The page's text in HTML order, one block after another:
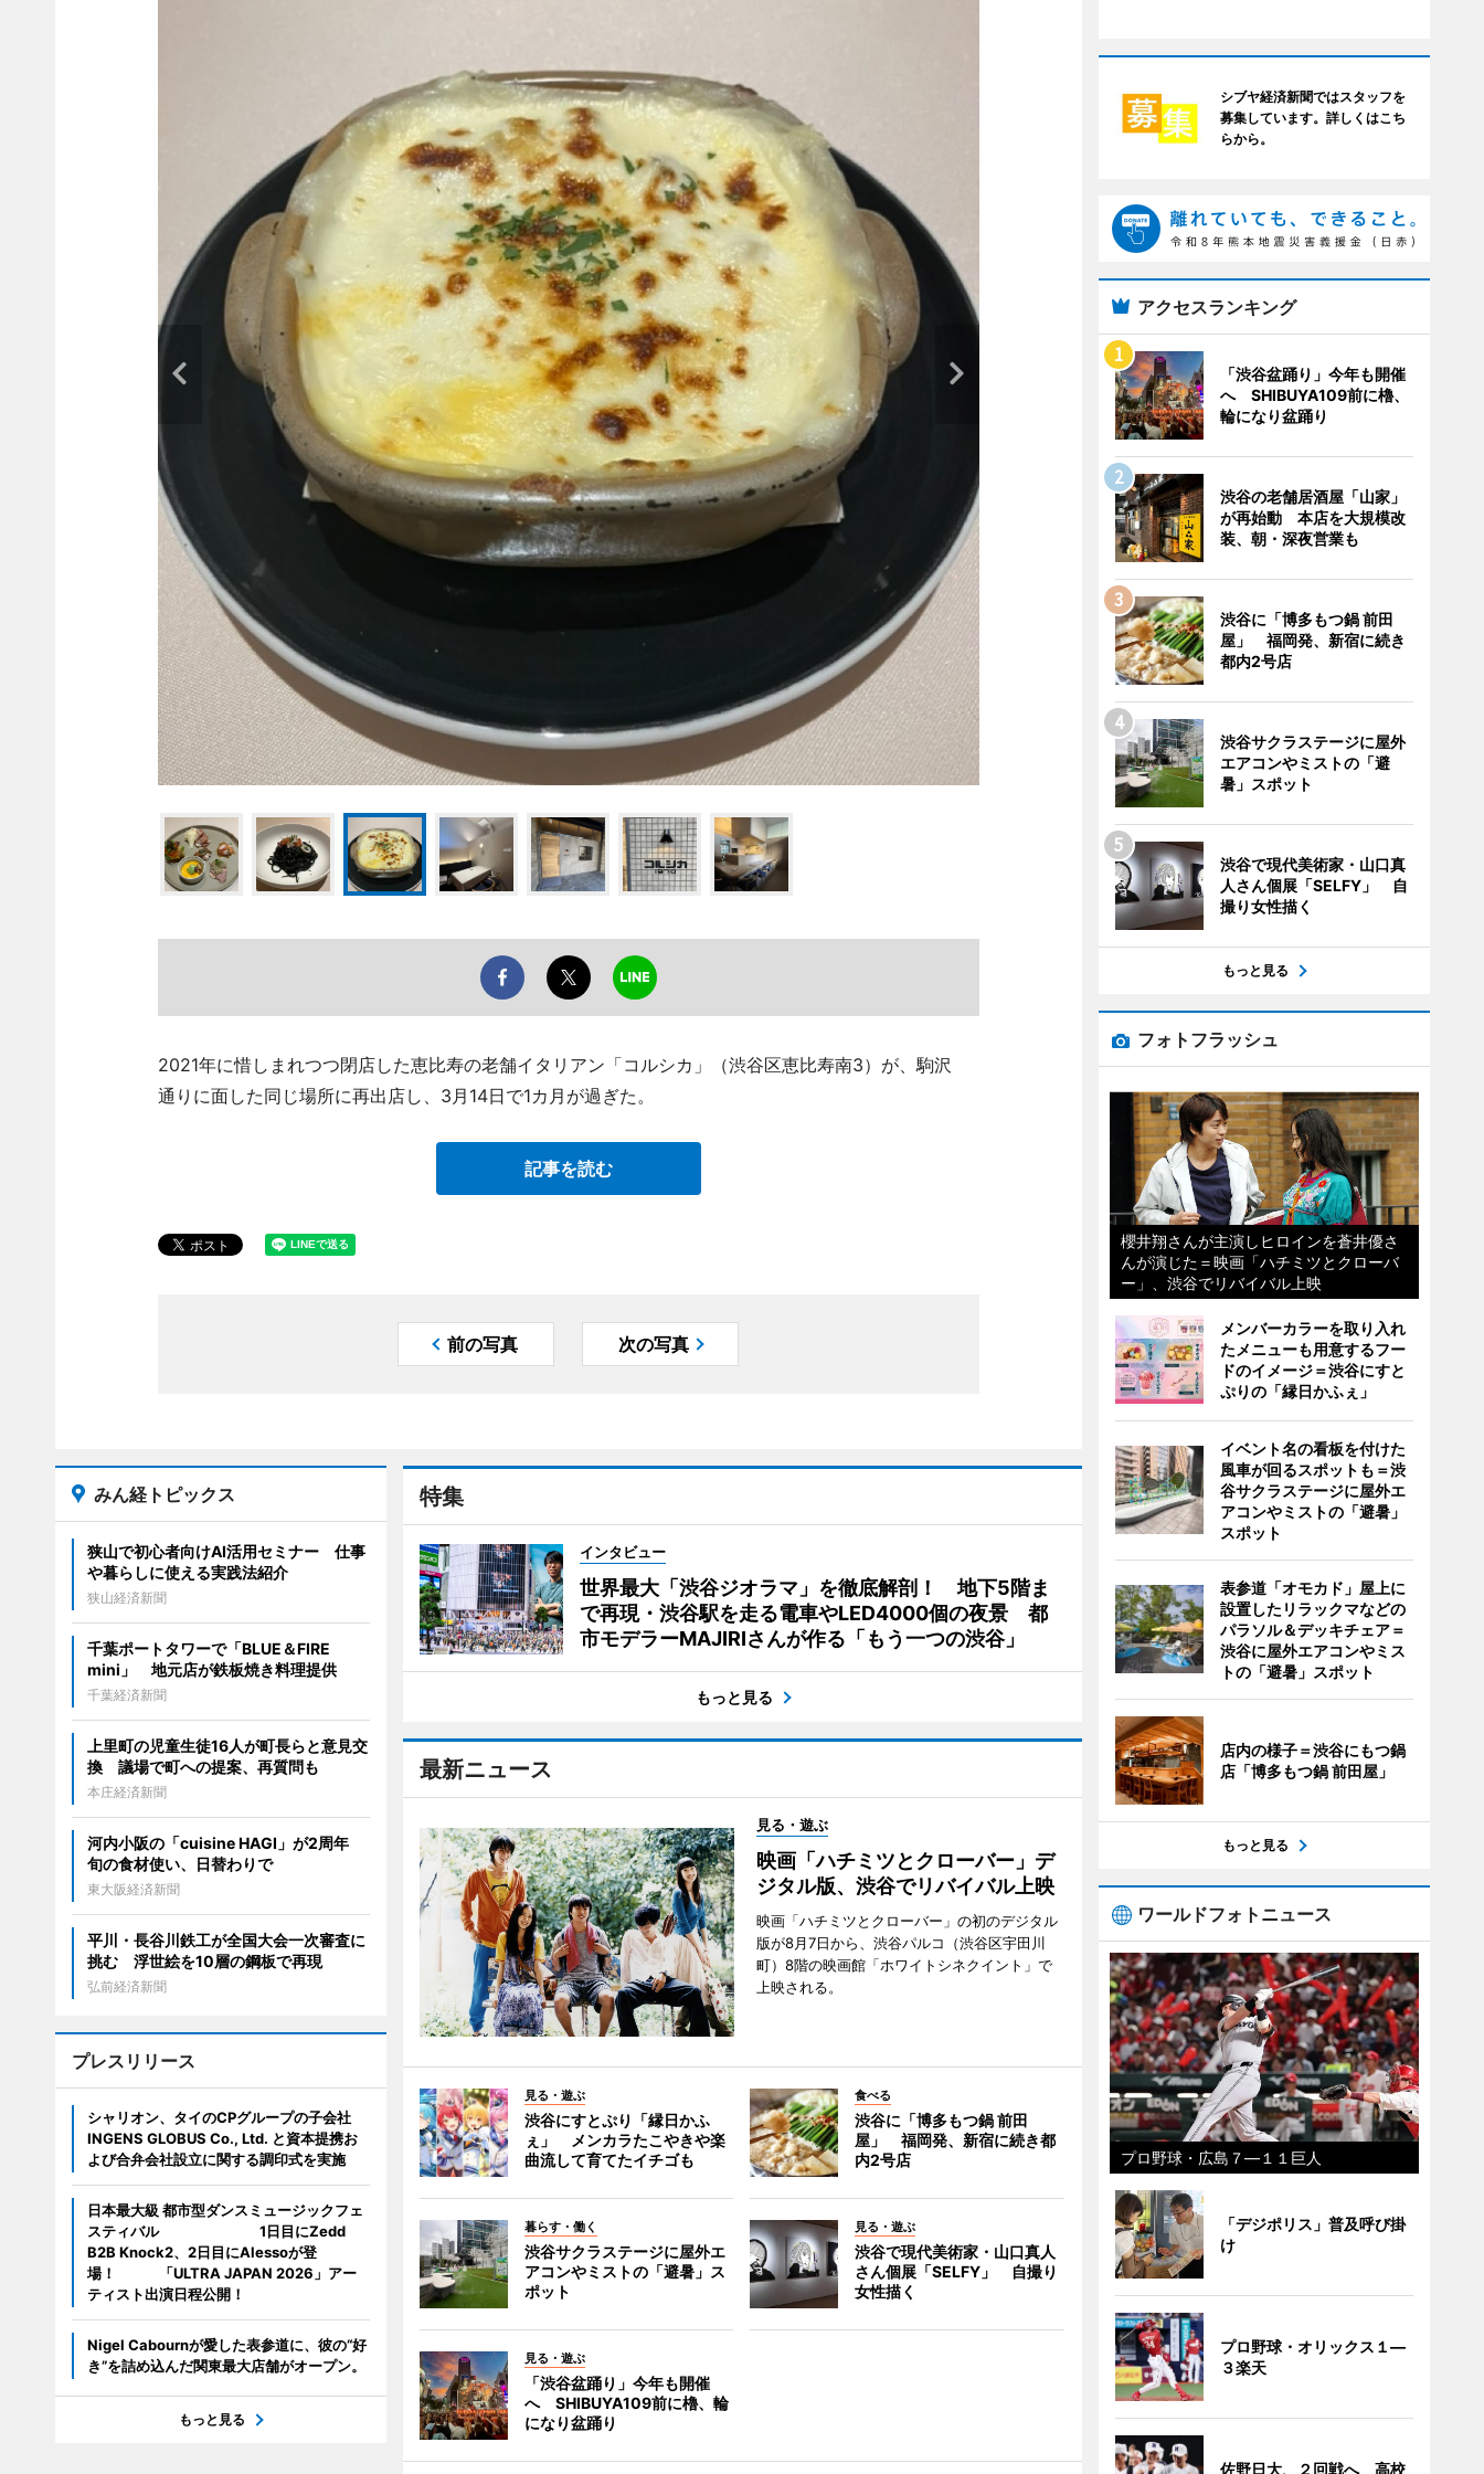
2021年に惜しまれつつ閉店した恵比寿の老舗イタリアン「コルシカ」（渋谷区恵比寿南3）が、駒沢
通りに面した同じ場所に再出店し、3月14日で1カ月が過ぎた。
記事を読む
前の写真 次の写真
特集
インタビュー
世界最大「渋谷ジオラマ」を徹底解剖！ 地下5階ま
で再現・渋谷駅を走る電車やLED4000個の夜景 都
市モデラーMAJIRIさんが作る「もう一つの渋谷」
もっと見る
最新ニュース
見る・遊ぶ
映画「ハチミツとクローバー」デ
ジタル版、渋谷でリバイバル上映
映画「ハチミツとクローバー」の初のデジタル
版が8月7日から、渋谷パルコ（渋谷区宇田川
町）8階の映画館「ホワイトシネクイント」で
上映される。
見る・遊ぶ
渋谷にすとぷり「縁日かふ
ぇ」 メンカラたこやきや楽
曲流して育てたイチゴも
食べる
渋谷に「博多もつ鍋 前田
屋」 福岡発、新宿に続き都
内2号店
暮らす・働く
渋谷サクラステージに屋外エ
アコンやミストの「避暑」ス
ポット
見る・遊ぶ
渋谷で現代美術家・山口真人
さん個展「SELFY」 自撮り
女性描く
見る・遊ぶ
「渋谷盆踊り」今年も開催
へ SHIBUYA109前に櫓、輪
になり盆踊り
みん経トピックス
狭山で初心者向けAI活用セミナー 仕事
や暮らしに使える実践法紹介
狭山経済新聞
千葉ポートタワーで「BLUE＆FIRE
mini」 地元店が鉄板焼き料理提供
千葉経済新聞
上里町の児童生徒16人が町長らと意見交
換 議場で町への提案、再質問も
本庄経済新聞
河内小阪の「cuisine HAGI」が2周年
旬の食材使い、日替わりで
東大阪経済新聞
平川・長谷川鉄工が全国大会一次審査に
挑む 浮世絵を10層の鋼板で再現
弘前経済新聞
プレスリリース
シャリオン、タイのCPグループの子会社
INGENS GLOBUS Co., Ltd. と資本提携お
よび合弁会社設立に関する調印式を実施
日本最大級 都市型ダンスミュージックフェ
スティバル 1日目にZedd
B2B Knock2、2日目にAlessoが登
場！ 「ULTRA JAPAN 2026」アー
ティスト出演日程公開！
Nigel Cabournが愛した表参道に、彼の“好
き”を詰め込んだ関東最大店舗がオープン。
もっと見る
シブヤ経済新聞ではスタッフを
募集しています。詳しくはこち
らから。
アクセスランキング
「渋谷盆踊り」今年も開催
へ SHIBUYA109前に櫓、
輪になり盆踊り
渋谷の老舗居酒屋「山家」
が再始動 本店を大規模改
装、朝・深夜営業も
渋谷に「博多もつ鍋 前田
屋」 福岡発、新宿に続き
都内2号店
渋谷サクラステージに屋外
エアコンやミストの「避
暑」スポット
渋谷で現代美術家・山口真
人さん個展「SELFY」 自
撮り女性描く
もっと見る
フォトフラッシュ
櫻井翔さんが主演しヒロインを蒼井優さ
んが演じた＝映画「ハチミツとクローバ
ー」、渋谷でリバイバル上映
メンバーカラーを取り入れ
たメニューも用意するフー
ドのイメージ＝渋谷にすと
ぷりの「縁日かふぇ」
イベント名の看板を付けた
風車が回るスポットも＝渋
谷サクラステージに屋外エ
アコンやミストの「避暑」
スポット
表参道「オモカド」屋上に
設置したリラックマなどの
パラソル＆デッキチェア＝
渋谷に屋外エアコンやミス
トの「避暑」スポット
店内の様子＝渋谷にもつ鍋
店「博多もつ鍋 前田屋」
もっと見る
ワールドフォトニュース
プロ野球・広島７―１１巨人
「デジポリス」普及呼び掛
け
プロ野球・オリックス１―
３楽天
佐野日大、２回戦へ 高校